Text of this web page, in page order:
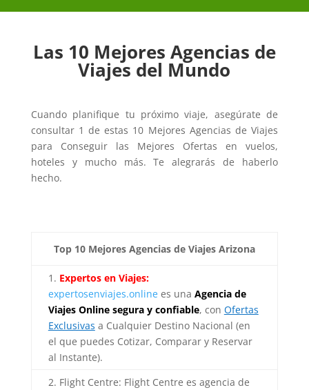
Las 10 Mejores Agencias de
Viajes del Mundo
Cuando planifique tu próximo viaje, asegúrate de
consultar 1 de estas 10 Mejores Agencias de Viajes
para Conseguir las Mejores Ofertas en vuelos,
hoteles y mucho más. Te alegrarás de haberlo
hecho.
Top 10 Mejores Agencias de Viajes Arizona
1. Expertos en Viajes:
expertosenviajes.onlinees una Agencia de
Viajes Online segura y confiable, con Ofertas
Exclusivas a Cualquier Destino Nacional (en
el que puedes Cotizar, Comparar y Reservar
al Instante).
2. Flight Centre: Flight Centre es agencia de